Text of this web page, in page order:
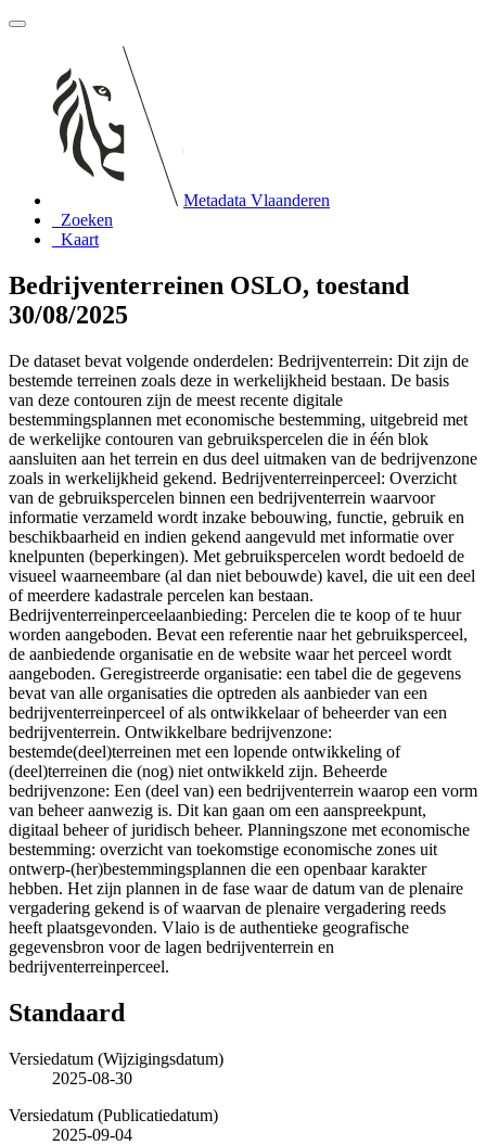
Metadata Vlaanderen
Zoeken
Kaart
Bedrijventerreinen OSLO, toestand
30/08/2025
De dataset bevat volgende onderdelen: Bedrijventerrein: Dit zijn de
bestemde terreinen zoals deze in werkelijkheid bestaan. De basis
van deze contouren zijn de meest recente digitale
bestemmingsplannen met economische bestemming, uitgebreid met
de werkelijke contouren van gebruikspercelen die in één blok
aansluiten aan het terrein en dus deel uitmaken van de bedrijvenzone
zoals in werkelijkheid gekend. Bedrijventerreinperceel: Overzicht
van de gebruikspercelen binnen een bedrijventerrein waarvoor
informatie verzameld wordt inzake bebouwing, functie, gebruik en
beschikbaarheid en indien gekend aangevuld met informatie over
knelpunten (beperkingen). Met gebruikspercelen wordt bedoeld de
visueel waarneembare (al dan niet bebouwde) kavel, die uit een deel
of meerdere kadastrale percelen kan bestaan.
Bedrijventerreinperceelaanbieding: Percelen die te koop of te huur
worden aangeboden. Bevat een referentie naar het gebruiksperceel,
de aanbiedende organisatie en de website waar het perceel wordt
aangeboden. Geregistreerde organisatie: een tabel die de gegevens
bevat van alle organisaties die optreden als aanbieder van een
bedrijventerreinperceel of als ontwikkelaar of beheerder van een
bedrijventerrein. Ontwikkelbare bedrijvenzone:
bestemde(deel)terreinen met een lopende ontwikkeling of
(deel)terreinen die (nog) niet ontwikkeld zijn. Beheerde
bedrijvenzone: Een (deel van) een bedrijventerrein waarop een vorm
van beheer aanwezig is. Dit kan gaan om een aanspreekpunt,
digitaal beheer of juridisch beheer. Planningszone met economische
bestemming: overzicht van toekomstige economische zones uit
ontwerp-(her)bestemmingsplannen die een openbaar karakter
hebben. Het zijn plannen in de fase waar de datum van de plenaire
vergadering gekend is of waarvan de plenaire vergadering reeds
heeft plaatsgevonden. Vlaio is de authentieke geografische
gegevensbron voor de lagen bedrijventerrein en
bedrijventerreinperceel.
Standaard
Versiedatum (Wijzigingsdatum)
2025-08-30
Versiedatum (Publicatiedatum)
2025-09-04